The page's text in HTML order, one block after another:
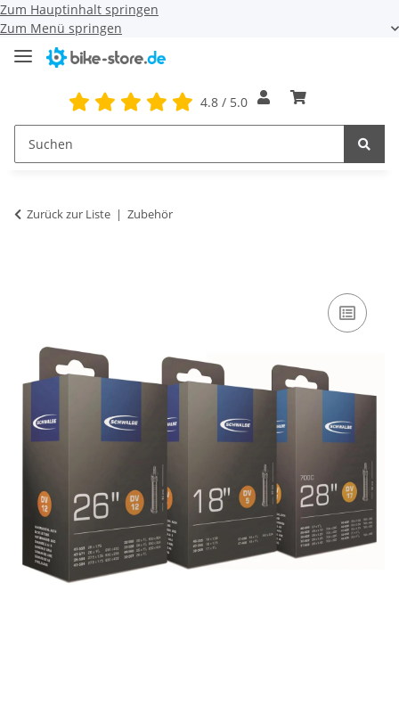
Zum Hauptinhalt springen
Zum Menü springen
4.8 / 5.0
Zurück zur Liste Zubehör